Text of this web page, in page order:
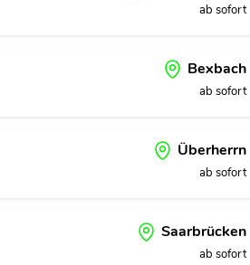
ab sofort
Bexbach
ab sofort
Überherrn
ab sofort
Saarbrücken
ab sofort